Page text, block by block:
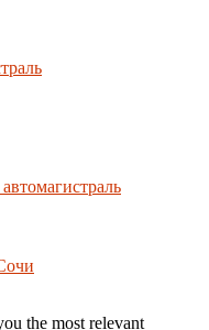
the most relevant